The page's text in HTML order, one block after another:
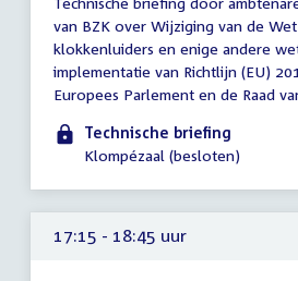
vergadering
16:30
-
18:00
uur
van BZK over Wijziging van de
klokkenluiders en enige andere
implementatie van Richtlijn (EU)
Europees Parlement en de Raad
Technische briefing
Klompézaal (besloten)
17:15 - 18:45 uur